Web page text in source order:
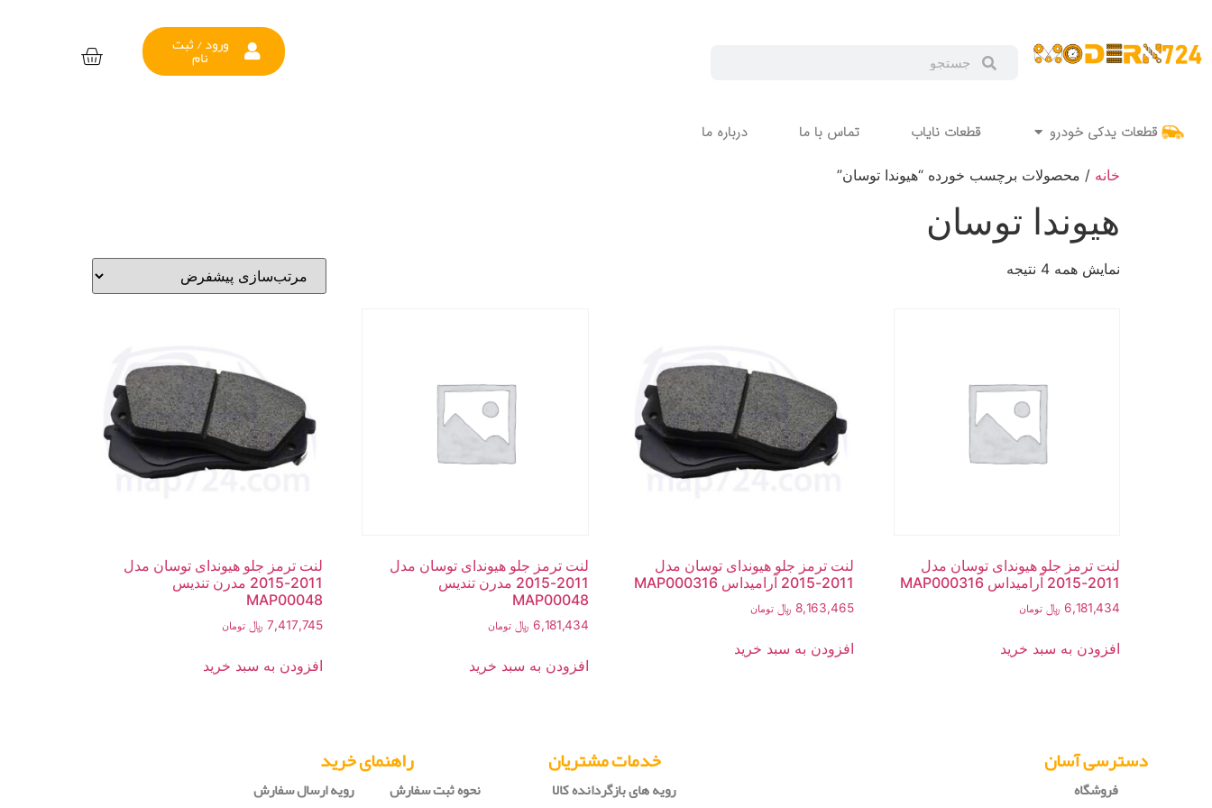
ورود / ثبت
نام
قطعات یدکی خودرو قطعات نایاب تماس با ما درباره ما
خانه / محصولات برچسب خورده “هیوندا توسان”
هیوندا توسان
نمایش همه 4 نتیجه
لنت ترمز جلو هیوندای توسان مدل
2011-2015 آرامیداس MAP000316
6,181,434 ﷼ تومان
افزودن به سبد خرید
لنت ترمز جلو هیوندای توسان مدل
2011-2015 آرامیداس MAP000316
8,163,465 ﷼ تومان
افزودن به سبد خرید
لنت ترمز جلو هیوندای توسان مدل
2011-2015 مدرن تندیس
MAP00048
6,181,434 ﷼ تومان
افزودن به سبد خرید
لنت ترمز جلو هیوندای توسان مدل
2011-2015 مدرن تندیس
MAP00048
7,417,745 ﷼ تومان
افزودن به سبد خرید
دسترسی آسان
فروشگاه
خدمات مشتریان
رویه های بازگردانده کالا
راهنمای خرید
نحوه ثبت سفارش رویه ارسال سفارش